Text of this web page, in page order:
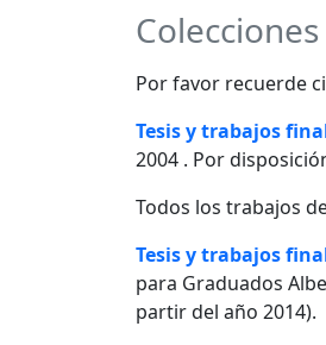
Colecciones
Por favor recuerde
Tesis y trabajos
2004 . Por
Todos los trabajos
Tesis y trabajos
para Graduados
partir del año 2014).